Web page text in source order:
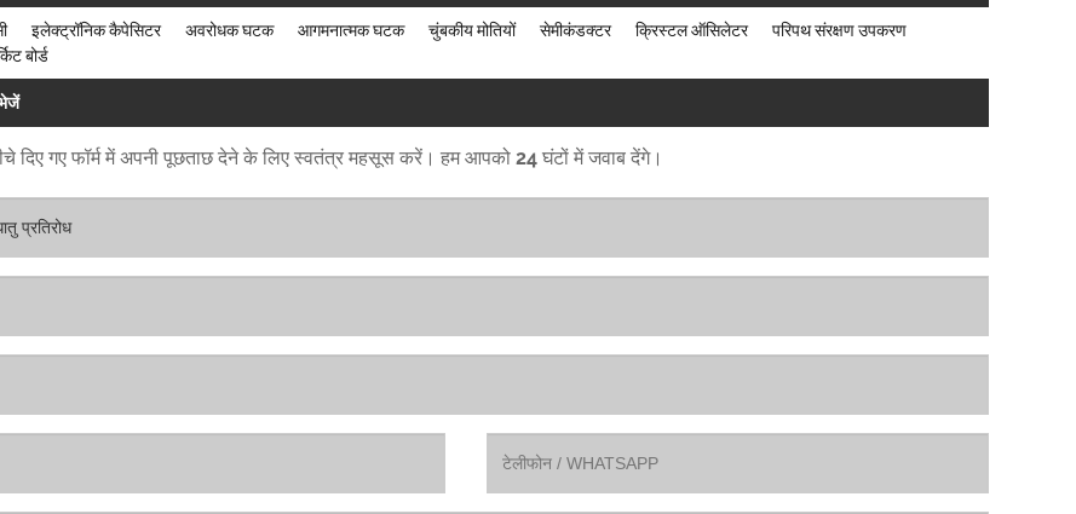
इलेक्ट्रॉनिक कैपेसिटर अवरोधक घटक आगमनात्मक घटक चुंबकीय मोतियों सेमीकंडक्टर क्रिस्टल ऑसिलेटर
परिपथ संरक्षण उपकरण
बोर्ड
दिए गए फॉर्म में अपनी पूछताछ देने के लिए स्वतंत्र महसूस करें। हम आपको 24 घंटों में जवाब देंगे।